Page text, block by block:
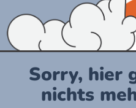
Sorry, hier
nichts